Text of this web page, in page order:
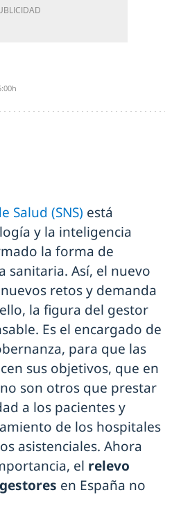
Salud (SNS) está
y la inteligencia
la forma de
sanitaria. Así, el nuevo
retos y demanda
la figura del gestor
Es el encargado de
para que las
sus objetivos, que en
son otros que prestar
a los pacientes y
de los hospitales
asistenciales. Ahora
el relevo
en España no